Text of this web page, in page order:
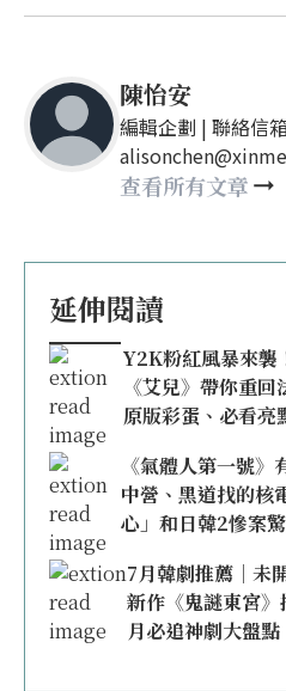
陳怡安
編輯企劃 | 聯絡信
查看所有文章
延伸閱讀
Y2K粉紅風暴來襲
《艾兒》帶你重
原版彩蛋、必看亮
《氣體人第一號
中營、黑道找的核
心」和日韓2慘案
7月韓劇推薦｜未
新作《鬼謎東宮
月必追神劇大盤點